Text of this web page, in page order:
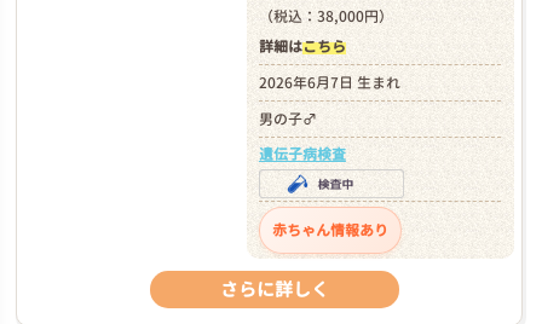
（税込：38,000円）
詳細はこちら
2026年6月7日 生まれ
男の子♂
遺伝子病検査
赤ちゃん情報あり
さらに詳しく